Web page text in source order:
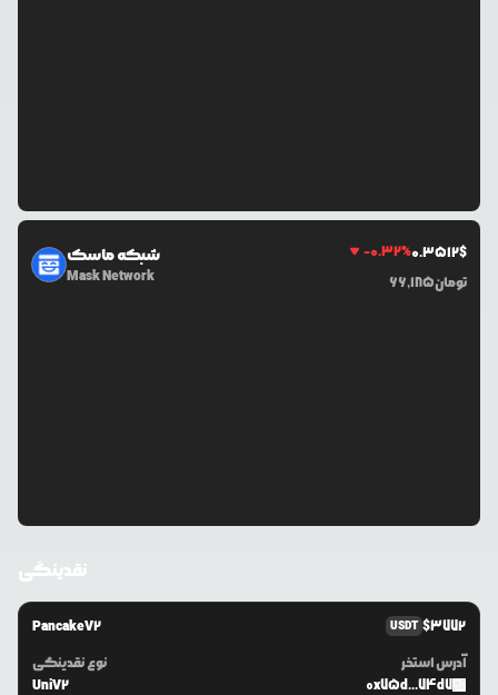
شبکه ماسک
Mask Network
-0.32%0.3512$
66,185تومان
نقدینگی
PancakeV2 USDT $3772
نوع نقدینگی
UniV2
آدرس استخر
0x75d...74d7